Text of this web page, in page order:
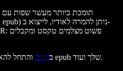
Speechify תומכת ביותר מעשר שפות עם
טבעיים. כמעט כל סוג קובץ (כולל epub) ניתן להמרה לאודיו, לייצוא ב-
נסה את Speechify בחינם והתחל להאזין לכל קובצי epub שלך ועוד.